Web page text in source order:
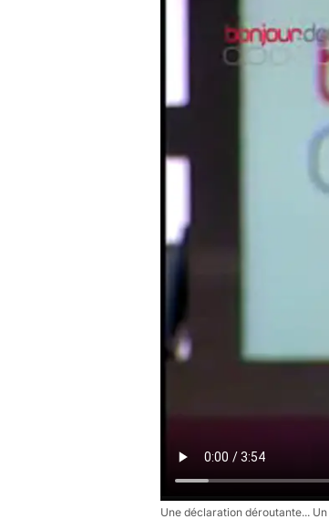
Une déclaration déroutante...